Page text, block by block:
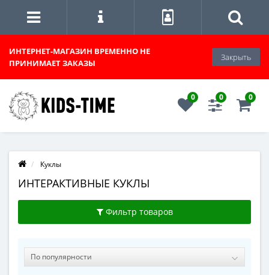
ИНТЕРНЕТ-МАГАЗИН ВРЕМЕННО НЕ
ПРИНИМАЕТ ЗАКАЗЫ
Закрыть
0 0 0
Куклы
ИНТЕРАКТИВНЫЕ КУКЛЫ
Фильтр товаров